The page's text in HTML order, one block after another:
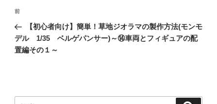
投
ナ
ビ
ョ
前
の
投
稿
前
【初心者向け】簡単！草地ジオラマの製作方法(モンモ
デル 1/35 ベルゲパンサー)～⑭車両とフィギュアの配
置編その１～